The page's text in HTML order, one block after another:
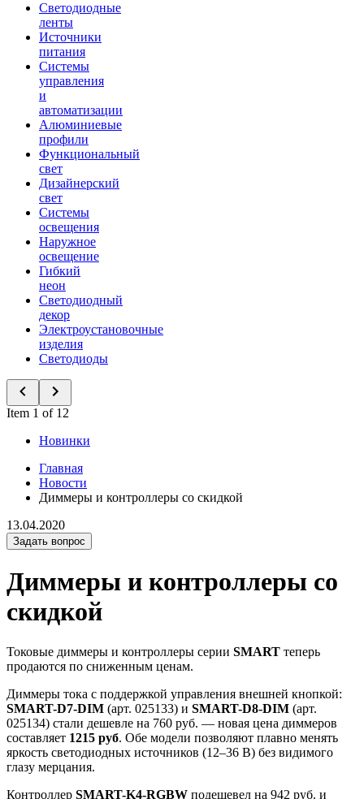
Светодиодные
ленты
Источники
питания
Системы
управления
и
автоматизации
Алюминиевые
профили
Функциональный
свет
Дизайнерский
свет
Системы
освещения
Наружное
освещение
Гибкий
неон
Светодиодный
декор
Электроустановочные
изделия
Светодиоды
Item 1 of 12
Новинки
Главная
Новости
Диммеры и контроллеры со скидкой
13.04.2020
Задать вопрос
Диммеры и контроллеры со
скидкой
Токовые диммеры и контроллеры серии SMART теперь
продаются по сниженным ценам.
Диммеры тока с поддержкой управления внешней кнопкой:
SMART-D7-DIM (арт. 025133) и SMART-D8-DIM (арт.
025134) стали дешевле на 760 руб. — новая цена диммеров
составляет 1215 руб. Обе модели позволяют плавно менять
яркость светодиодных источников (12–36 В) без видимого
глазу мерцания.
Контроллер SMART-K4-RGBW подешевел на 942 руб. и